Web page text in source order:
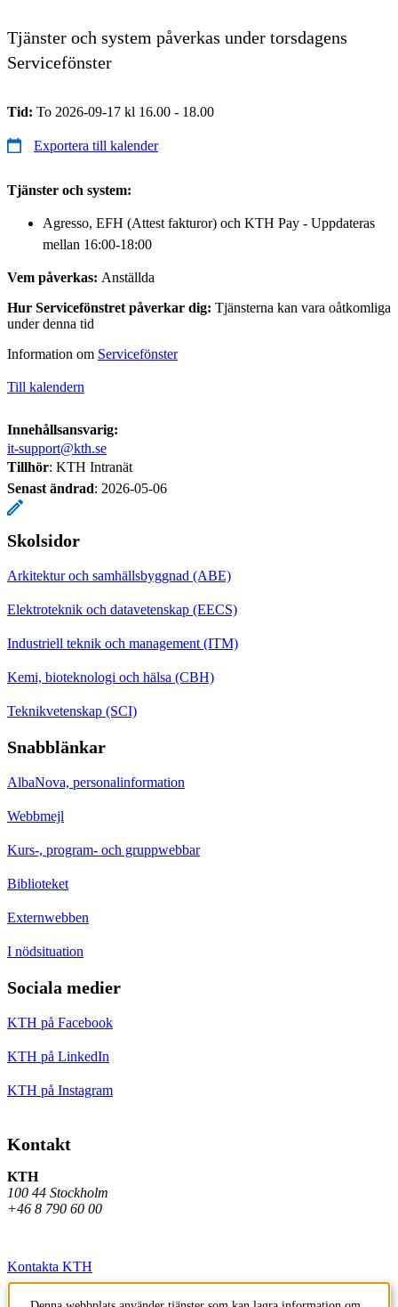
Tjänster och system påverkas under torsdagens
Servicefönster
Tid: To 2026-09-17 kl 16.00 - 18.00
Exportera till kalender
Tjänster och system:
Agresso, EFH (Attest fakturor) och KTH Pay - Uppdateras
mellan 16:00-18:00
Vem påverkas: Anställda
Hur Servicefönstret påverkar dig: Tjänsterna kan vara oåtkomliga
under denna tid
Information om Servicefönster
Till kalendern
Innehållsansvarig:
it-support@kth.se
Tillhör: KTH Intranät
Senast ändrad: 2026-05-06
Skolsidor
Arkitektur och samhällsbyggnad (ABE)
Elektroteknik och datavetenskap (EECS)
Industriell teknik och management (ITM)
Kemi, bioteknologi och hälsa (CBH)
Teknikvetenskap (SCI)
Snabblänkar
AlbaNova, personalinformation
Webbmejl
Kurs-, program- och gruppwebbar
Biblioteket
Externwebben
I nödsituation
Sociala medier
KTH på Facebook
KTH på LinkedIn
KTH på Instagram
Kontakt
KTH
100 44 Stockholm
+46 8 790 60 00
Kontakta KTH
Jobba på KTH